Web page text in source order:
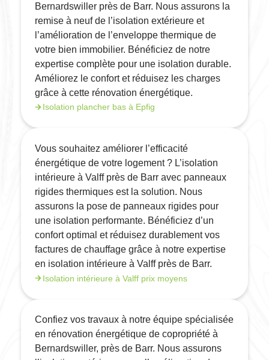
Bernardswiller près de Barr. Nous assurons la
remise à neuf de l’isolation extérieure et
l’amélioration de l’enveloppe thermique de
votre bien immobilier. Bénéficiez de notre
expertise complète pour une isolation durable.
Améliorez le confort et réduisez les charges
grâce à cette rénovation énergétique.
Isolation plancher bas à Epfig
Vous souhaitez améliorer l’efficacité
énergétique de votre logement ? L’isolation
intérieure à Valff près de Barr avec panneaux
rigides thermiques est la solution. Nous
assurons la pose de panneaux rigides pour
une isolation performante. Bénéficiez d’un
confort optimal et réduisez durablement vos
factures de chauffage grâce à notre expertise
en isolation intérieure à Valff près de Barr.
Isolation intérieure à Valff prix moyens
Confiez vos travaux à notre équipe spécialisée
en rénovation énergétique de copropriété à
Bernardswiller, près de Barr. Nous assurons